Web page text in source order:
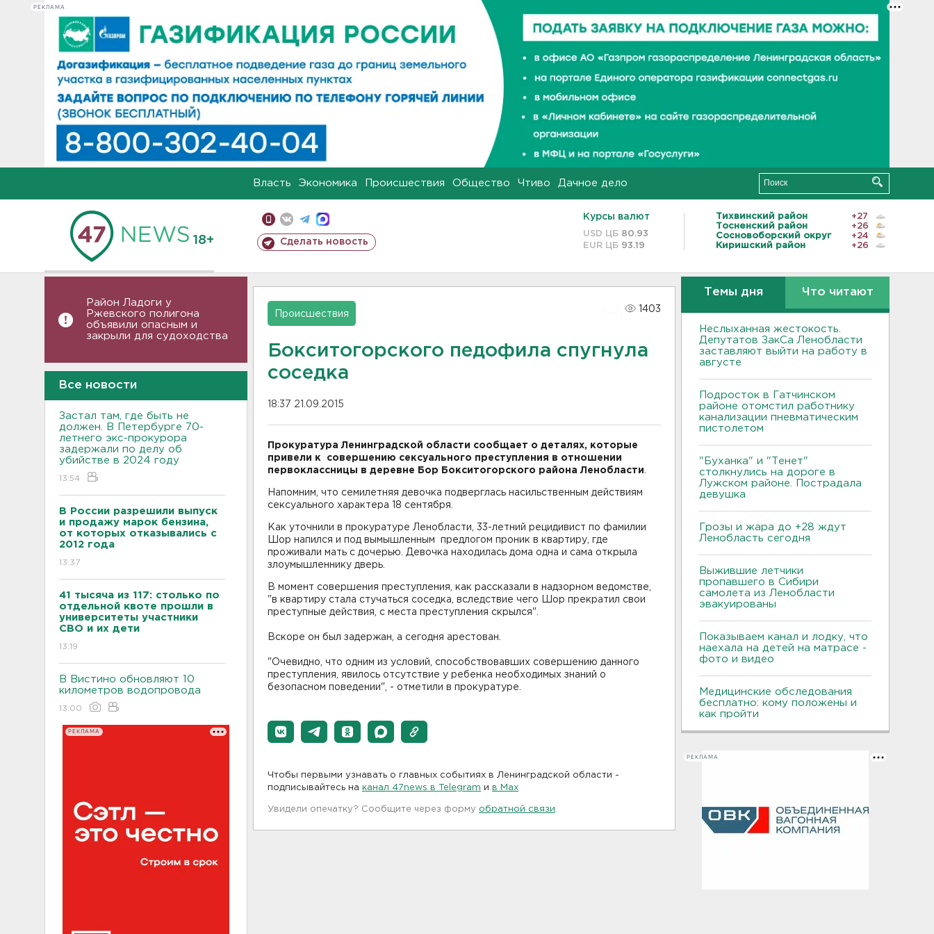
РЕКЛАМА
Власть Экономика Происшествия Общество Чтиво Дачное дело
18+ Сделать новость
Курсы валют
USD ЦБ 80.93
EUR ЦБ 93.19
Тихвинский район
+27
Тосненский район
+26
Сосновоборский округ
+24
Киришский район
+26
Район Ладоги у
Ржевского полигона
объявили опасным и
закрыли для судоходства
Все новости
Застал там, где быть не
должен. В Петербурге 70-
летнего экс-прокурора
задержали по делу об
убийстве в 2024 году
13:54
В России разрешили выпуск
и продажу марок бензина,
от которых отказывались с
2012 года
13:37
41 тысяча из 117: столько по
отдельной квоте прошли в
университеты участники
СВО и их дети
13:19
В Вистино обновляют 10
километров водопровода
13:00
РЕКЛАМА
Происшествия
1403
Бокситогорского педофила спугнула
соседка
18:37 21.09.2015
Прокуратура Ленинградской области сообщает о деталях, которые
привели к совершению сексуального преступления в отношении
первоклассницы в деревне Бор Бокситогорского района Ленобласти
Напомним, что семилетняя девочка подверглась насильственным действиям
сексуального характера 18 сентября.
Как уточнили в прокуратуре Ленобласти, 33-летний рецидивист по фамилии
Шор напился и под вымышленным предлогом проник в квартиру, где
проживали мать с дочерью. Девочка находилась дома одна и сама открыла
злоумышленнику дверь.
В момент совершения преступления, как рассказали в надзорном ведомстве,
"в квартиру стала стучаться соседка, вследствие чего Шор прекратил свои
преступные действия, с места преступления скрылся".
Вскоре он был задержан, а сегодня арестован.
"Очевидно, что одним из условий, способствовавших совершению данного
преступления, явилось отсутствие у ребенка необходимых знаний о
безопасном поведении", - отметили в прокуратуре.
Чтобы первыми узнавать о главных событиях в Ленинградской области -
подписывайтесь на канал 47news в Telegram и в Maх
Увидели опечатку? Сообщите через форму обратной связи
Темы дня Что читают
Неслыханная жестокость.
Депутатов ЗакСа Ленобласти
заставляют выйти на работу в
августе
Подросток в Гатчинском
районе отомстил работнику
канализации пневматическим
пистолетом
"Буханка" и "Тенет"
столкнулись на дороге в
Лужском районе. Пострадала
девушка
Грозы и жара до +28 ждут
Ленобласть сегодня
Выжившие летчики
пропавшего в Сибири
самолета из Ленобласти
эвакуированы
Показываем канал и лодку, что
наехала на детей на матрасе -
фото и видео
Медицинские обследования
бесплатно: кому положены и
как пройти
РЕКЛАМА